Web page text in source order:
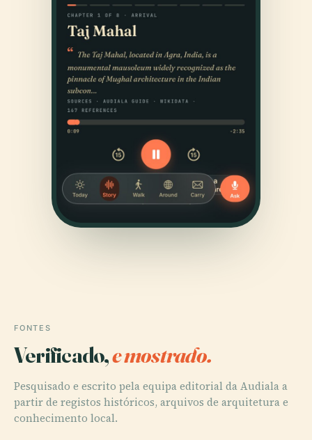
FONTES
Verificado,e mostrado.
Pesquisado e escrito pela equipa editorial da Audiala a
partir de registos históricos, arquivos de arquitetura e
conhecimento local.